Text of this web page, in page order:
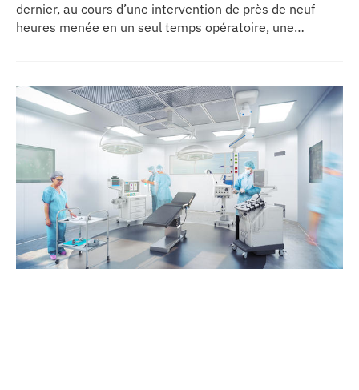
dernier, au cours d’une intervention de près de neuf
heures menée en un seul temps opératoire, une